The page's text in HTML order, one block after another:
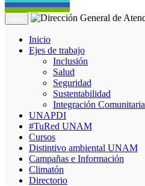
Inicio
Ejes de trabajo
Inclusión
Salud
Seguridad
Sustentabilidad
Integración Comunitaria
UNAPDI
#TuRed UNAM
Cursos
Distintivo ambiental UNAM
Campañas e Información
Climatón
Directorio